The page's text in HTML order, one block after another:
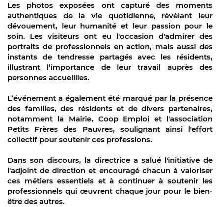
Les photos exposées ont capturé des moments
authentiques de la vie quotidienne, révélant leur
dévouement, leur humanité et leur passion pour le
soin. Les visiteurs ont eu l'occasion d'admirer des
portraits de professionnels en action, mais aussi des
instants de tendresse partagés avec les résidents,
illustrant l’importance de leur travail auprès des
personnes accueillies.
L’événement a également été marqué par la présence
des familles, des résidents et de divers partenaires,
notamment la Mairie, Coop Emploi et l'association
Petits Frères des Pauvres, soulignant ainsi l'effort
collectif pour soutenir ces professions.
Dans son discours, la directrice a salué l'initiative de
l'adjoint de direction et encouragé chacun à valoriser
ces métiers essentiels et à continuer à soutenir les
professionnels qui œuvrent chaque jour pour le bien-
être des autres.